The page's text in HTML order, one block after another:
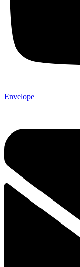
Envelope